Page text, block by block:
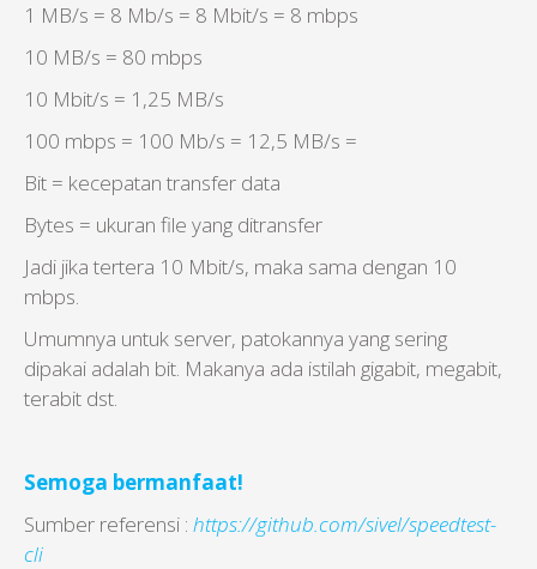
1 MB/s = 8 Mb/s = 8 Mbit/s = 8 mbps
10 MB/s = 80 mbps
10 Mbit/s = 1,25 MB/s
100 mbps = 100 Mb/s = 12,5 MB/s =
Bit = kecepatan transfer data
Bytes = ukuran file yang ditransfer
Jadi jika tertera 10 Mbit/s, maka sama dengan 10
mbps.
Umumnya untuk server, patokannya yang sering
dipakai adalah bit. Makanya ada istilah gigabit, megabit,
terabit dst.
Semoga bermanfaat!
Sumber referensi : https://github.com/sivel/speedtest-
cli